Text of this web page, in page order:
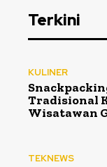
Terkini
KULINER
Tradisional
Wisatawan
TEKNEWS